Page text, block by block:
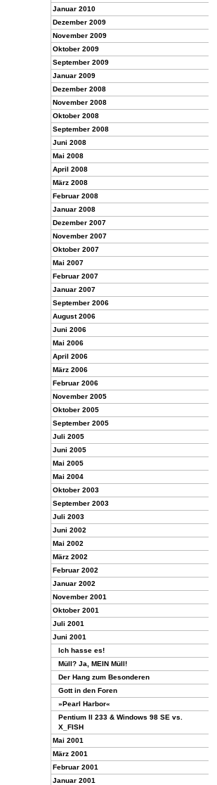
Januar 2010
Dezember 2009
November 2009
Oktober 2009
September 2009
Januar 2009
Dezember 2008
November 2008
Oktober 2008
September 2008
Juni 2008
Mai 2008
April 2008
März 2008
Februar 2008
Januar 2008
Dezember 2007
November 2007
Oktober 2007
Mai 2007
Februar 2007
Januar 2007
September 2006
August 2006
Juni 2006
Mai 2006
April 2006
März 2006
Februar 2006
November 2005
Oktober 2005
September 2005
Juli 2005
Juni 2005
Mai 2005
Mai 2004
Oktober 2003
September 2003
Juli 2003
Juni 2002
Mai 2002
März 2002
Februar 2002
Januar 2002
November 2001
Oktober 2001
Juli 2001
Juni 2001
Ich hasse es!
Müll? Ja, MEIN Müll!
Der Hang zum Besonderen
Gott in den Foren
»Pearl Harbor«
Pentium II 233 & Windows 98 SE vs.
X_FISH
Mai 2001
März 2001
Februar 2001
Januar 2001